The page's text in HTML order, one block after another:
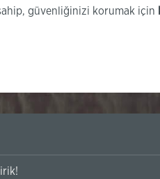
güvenliğinizi korumak için